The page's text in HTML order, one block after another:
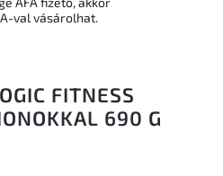
FITNESS
690 G
val vásárolhat.